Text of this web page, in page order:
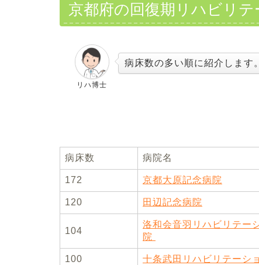
京都府の回復期リハビリ
リハ博士
病床数の多い順に紹介します。
病床数 病院名
172 京都大原記念病院
120 田辺記念病院
104
洛和会音羽リハビリテー
院
100 十条武田リハビリテーシ